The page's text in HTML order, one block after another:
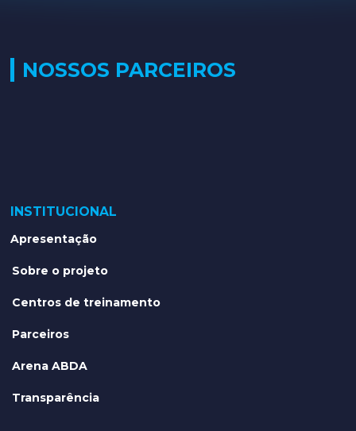
NOSSOS PARCEIROS
INSTITUCIONAL
Apresentação
Sobre o projeto
Centros de treinamento
Parceiros
Arena ABDA
Transparência